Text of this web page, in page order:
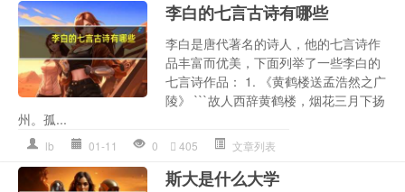
李白的七言古诗有哪些
李白是唐代著名的诗人，他的七言诗作
品丰富而优美，下面列举了一些李白的
七言诗作品： 1. 《黄鹤楼送孟浩然之广
陵》 ```故人西辞黄鹤楼，烟花三月下扬
州。孤...
lb 01-11 0 405 文章列表
斯大是什么大学